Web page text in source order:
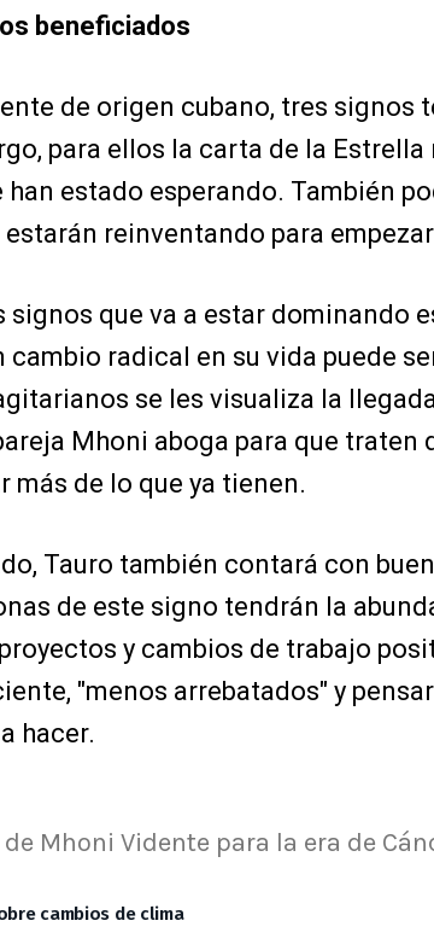
beneficiados
de origen cubano, tres signos
para ellos la carta de la
han estado esperando. También
estarán reinventando para
signos que va a estar dominando
cambio radical en su vida puede
se les visualiza la
Mhoni aboga para que traten
más de lo que ya tienen.
Tauro también contará con
de este signo tendrán la
y cambios de trabajo
"menos arrebatados" y
hacer.
Mhoni Vidente para la era de
cambios de clima